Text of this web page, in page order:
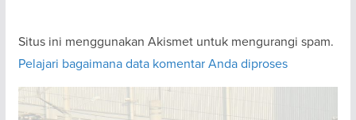
Situs ini menggunakan Akismet untuk mengurangi spam.
Pelajari bagaimana data komentar Anda diproses